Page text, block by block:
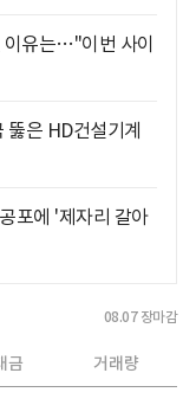
유는…"이번 사이
은 HD건설기계
포에 '제자리 갈아
08.07 장마감
금 거래량